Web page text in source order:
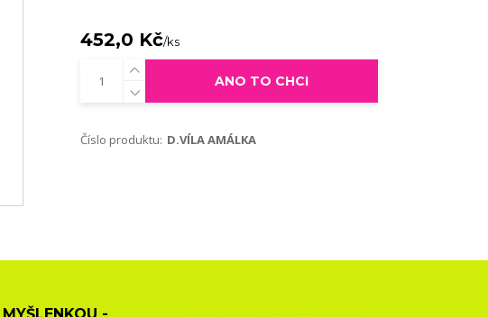
452,0 Kč/ks
ANO TO CHCI
Číslo produktu: D.VÍLA AMÁLKA